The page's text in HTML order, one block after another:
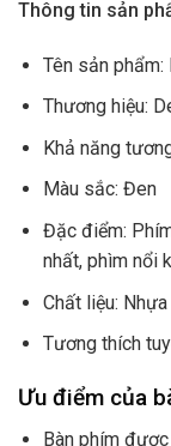
Thông tin sản
Tên sản
Thương hiệu:
Khả năng
Màu sắc: Đen
Đặc điểm:
nhất, phìm nổi
Chất liệu:
Tương thích
Ưu điểm của
Bàn phím